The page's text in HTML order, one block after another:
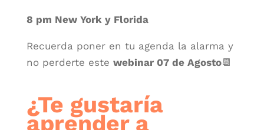
8 pm New York y Florida
Recuerda poner en tu agenda la alarma y
no perderte este webinar 07 de Agosto📆
¿Te gustaría
aprender a